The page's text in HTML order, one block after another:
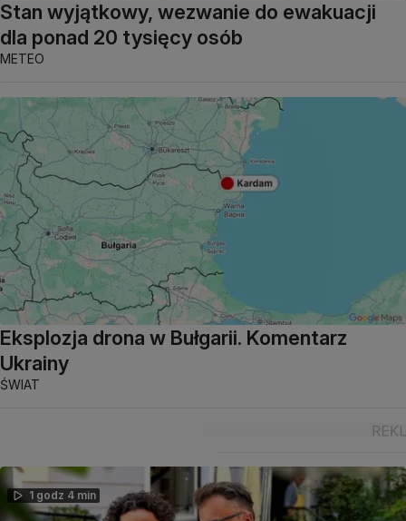
Stan wyjątkowy, wezwanie do ewakuacji
dla ponad 20 tysięcy osób
METEO
Eksplozja drona w Bułgarii. Komentarz
Ukrainy
ŚWIAT
1 godz 4 min